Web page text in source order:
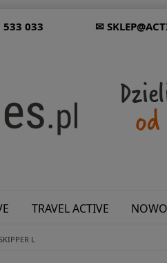
033 ✉
TRAVEL ACTIVE
SHOWROOM: ODWIEDŹ NAS NA
L